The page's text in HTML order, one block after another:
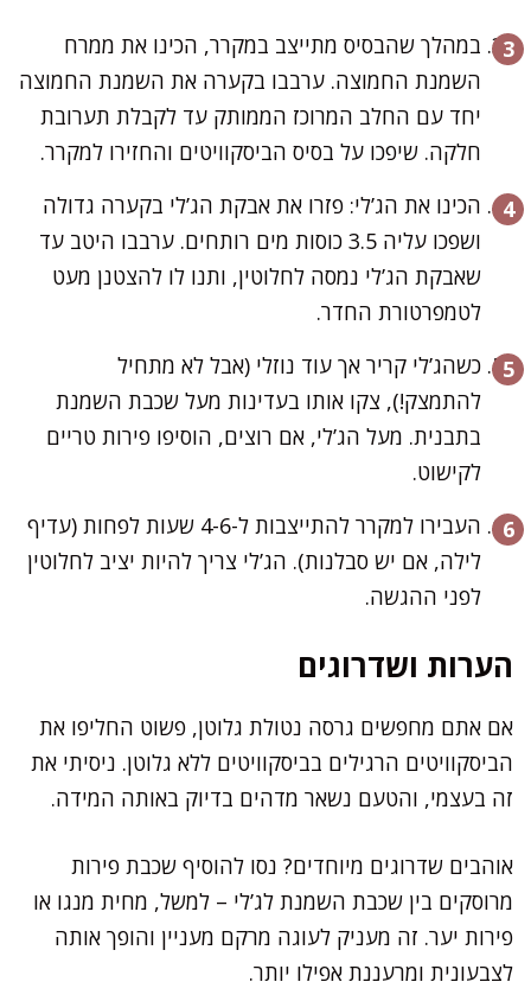
במהלך שהבסיס מתייצב במקרר, הכינו את ממרח
השמנת החמוצה. ערבבו בקערה את השמנת החמוצה
יחד עם החלב המרוכז הממותק עד לקבלת תערובת
חלקה. שיפכו על בסיס הביסקוויטים והחזירו למקרר.
הכינו את הג’לי: פזרו את אבקת הג’לי בקערה גדולה
ושפכו עליה 3.5 כוסות מים רותחים. ערבבו היטב עד
שאבקת הג’לי נמסה לחלוטין, ותנו לו להצטנן מעט
לטמפרטורת החדר.
כשהג’לי קריר אך עוד נוזלי (אבל לא מתחיל
להתמצק!), צקו אותו בעדינות מעל שכבת השמנת
בתבנית. מעל הג’לי, אם רוצים, הוסיפו פירות טריים
לקישוט.
העבירו למקרר להתייצבות ל-4-6 שעות לפחות (עדיף
לילה, אם יש סבלנות). הג’לי צריך להיות יציב לחלוטין
לפני ההגשה.
הערות ושדרוגים
אם אתם מחפשים גרסה נטולת גלוטן, פשוט החליפו את
הביסקוויטים הרגילים בביסקוויטים ללא גלוטן. ניסיתי את
זה בעצמי, והטעם נשאר מדהים בדיוק באותה המידה.
אוהבים שדרוגים מיוחדים? נסו להוסיף שכבת פירות
מרוסקים בין שכבת השמנת לג’לי – למשל, מחית מנגו או
פירות יער. זה מעניק לעוגה מרקם מעניין והופך אותה
לצבעונית ומרעננת אפילו יותר.